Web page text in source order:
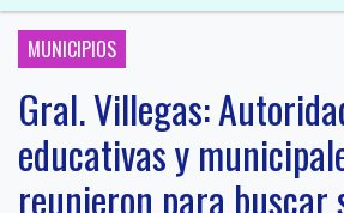
MUNICIPIOS
Gral. Villegas:
educativas y
reunieron para buscar